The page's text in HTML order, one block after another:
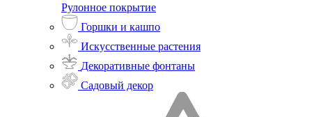
Рулонное покрытие
Горшки и кашпо
Искусственные растения
Декоративные фонтаны
Садовый декор